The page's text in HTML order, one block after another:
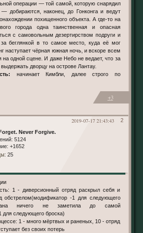
операции — той самой, которую снарядил
добираются, наконец, до Гонконга и ведут
похищенного объекта. А где-то на
города одна таинственная и опасная
с самовольным дезертирством подруги и
за беглянкой в то самое место, куда её мог
наступает чёрная южная ночь, и вскоре всем
на одной сцене. И даже Небо не ведает, что за
дворцу на острове Лантау.
начинает Кимбли, далее строго по
+3
2
2019-07-17 21:43:43
Never Forgive.
5124
+1652
: 25
1 - диверсионный отряд раскрыл себя и
обстрелом(модификатор -1 для следующего
ничего не заметила до самой
для следующего броска)
1 - много мёртвых и раненых, 10 - отряд
без своих потерь